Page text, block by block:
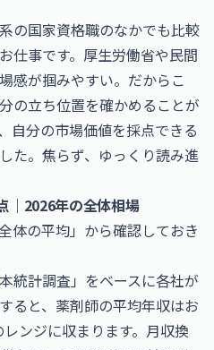
の国家資格職のなかでも比較
仕事です。厚生労働省や民間
感が掴みやすい。だからこ
の立ち位置を確かめることが
自分の市場価値を採点できる
た。焦らず、ゆっくり読み進
｜2026年の全体相場
体の平均」から確認しておき
統計調査」をベースに各社が
ると、薬剤師の平均年収はお
ンジに収まります。月収換